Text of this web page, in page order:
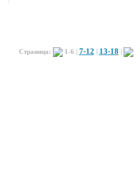
Страница: 1-6 | 7-12 | 13-18 |